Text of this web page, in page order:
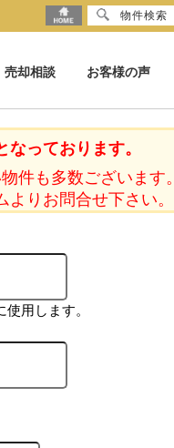
売却相談 お客様の声
っております。
件も多数ございます。
りお問合せ下さい。
用します。
物件検索